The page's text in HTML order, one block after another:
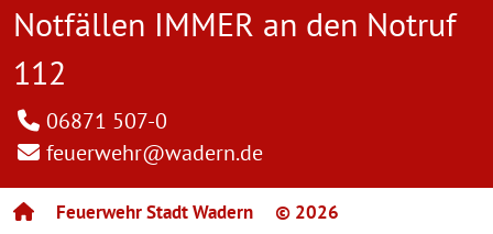
Notfällen IMMER an den Notruf
112
06871 507-0
feuerwehr@wadern.de
Feuerwehr Stadt Wadern © 2026